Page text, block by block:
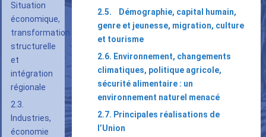
Situation
économique,
transformation
structurelle
et
intégration
régionale
2.3.
Industries,
économie
2.5. Démographie, capital humain,
genre et jeunesse, migration, culture
et tourisme
2.6. Environnement, changements
climatiques, politique agricole,
sécurité alimentaire : un
environnement naturel menacé
2.7. Principales réalisations de
l’Union